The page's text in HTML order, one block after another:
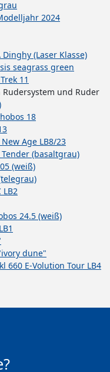
2024
Dinghy (Laser Klasse)
seagrass green
11
Rudersystem und Ruder
18
Age LB8/23
Tender (basaltgrau)
(weiß)
LB2
24.5 (weiß)
dune"
660 E-Volution Tour LB4